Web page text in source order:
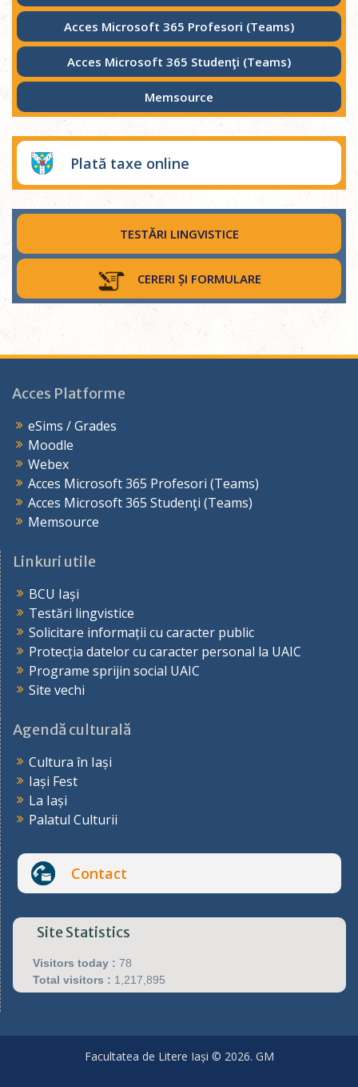
Acces Microsoft 365 Profesori (Teams)
Acces Microsoft 365 Studenţi (Teams)
Memsource
Plată taxe online
TESTĂRI LINGVISTICE
CERERI ȘI FORMULARE
Acces Platforme
eSims / Grades
Moodle
Webex
Acces Microsoft 365 Profesori (Teams)
Acces Microsoft 365 Studenţi (Teams)
Memsource
Linkuri utile
BCU Iași
Testări lingvistice
Solicitare informații cu caracter public
Protecția datelor cu caracter personal la UAIC
Programe sprijin social UAIC
Site vechi
Agendă culturală
Cultura în Iași
Iași Fest
La Iași
Palatul Culturii
Contact
Site Statistics
Visitors today : 78
Total visitors : 1,217,895
Facultatea de Litere Iași © 2026. GM